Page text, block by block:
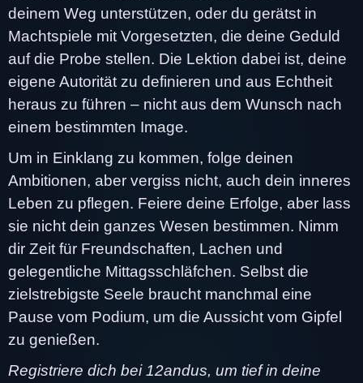
deinem Weg unterstützen, oder du gerätst in
Machtspiele mit Vorgesetzten, die deine Geduld
auf die Probe stellen. Die Lektion dabei ist, deine
eigene Autorität zu definieren und aus Echtheit
heraus zu führen – nicht aus dem Wunsch nach
einem bestimmten Image.
Um in Einklang zu kommen, folge deinen
Ambitionen, aber vergiss nicht, auch dein inneres
Leben zu pflegen. Feiere deine Erfolge, aber lass
sie nicht dein ganzes Wesen bestimmen. Nimm
dir Zeit für Freundschaften, Lachen und
gelegentliche Mittagsschläfchen. Selbst die
zielstrebigste Seele braucht manchmal eine
Pause vom Podium, um die Aussicht vom Gipfel
zu genießen.
Registriere dich bei 12andus, um tief in deine